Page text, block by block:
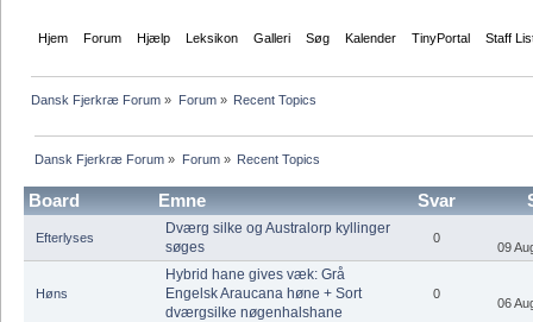
Hjem Forum Hjælp Leksikon Galleri Søg Kalender TinyPortal Staff
Dansk Fjerkræ Forum » Forum» Recent Topics
Dansk Fjerkræ Forum » Forum» Recent Topics
Board Emne Svar
Efterlyses
Dværg silke og Australorp kyllinger
søges
0
09
Høns
Hybrid hane gives væk: Grå
Engelsk Araucana høne + Sort
dværgsilke nøgenhalshane
0
06